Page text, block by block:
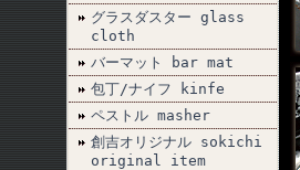
グラスダスター glass
cloth
バーマット bar mat
包丁/ナイフ kinfe
ペストル masher
創吉オリジナル sokichi
original item